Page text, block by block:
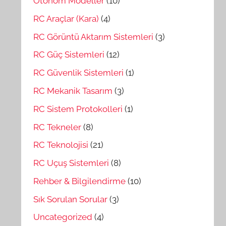
RC Araçlar (Kara) (4)
RC Görüntü Aktarım Sistemleri (3)
RC Güç Sistemleri (12)
RC Güvenlik Sistemleri (1)
RC Mekanik Tasarım (3)
RC Sistem Protokolleri (1)
RC Tekneler (8)
RC Teknolojisi (21)
RC Uçuş Sistemleri (8)
Rehber & Bilgilendirme (10)
Sık Sorulan Sorular (3)
Uncategorized (4)